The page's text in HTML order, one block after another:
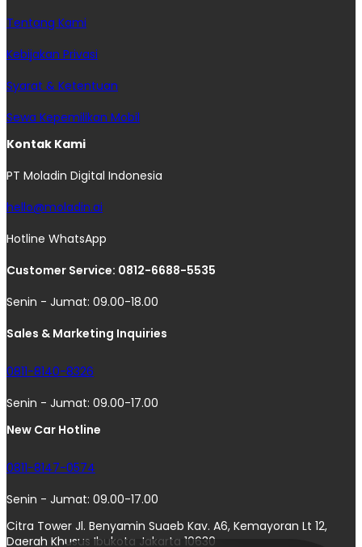
Tentang Kami
Kebijakan Privasi
Syarat & Ketentuan
Sewa Kepemilikan Mobil
Kontak Kami
PT Moladin Digital Indonesia
hello@moladin.ai
Hotline WhatsApp
Customer Service: 0812-6688-5535
Senin - Jumat: 09.00-18.00
Sales & Marketing Inquiries
0811-8140-8326
Senin - Jumat: 09.00-17.00
New Car Hotline
0811-8147-0574
Senin - Jumat: 09.00-17.00
Citra Tower Jl. Benyamin Suaeb Kav. A6, Kemayoran Lt 12,
Daerah Khusus Ibukota Jakarta 10630